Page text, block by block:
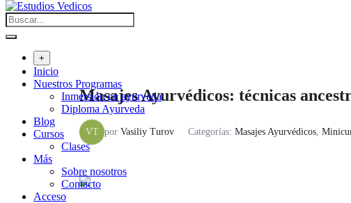
+
Inicio
Nuestros Programas
Inmersión en ayurveda
Diploma Ayurveda
Blog
Cursos
Clases
Más
Sobre nosotros
Contacto
Acceso
Masajes Ayurvédicos: técnicas
VT por Vasiliy Turov Categorías: Masajes Ayurvédicos,